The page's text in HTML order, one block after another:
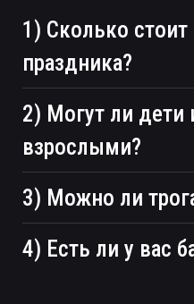
1) Сколько
праздника?
2) Могут ли дети
взрослыми?
3) Можно ли
4) Есть ли у вас